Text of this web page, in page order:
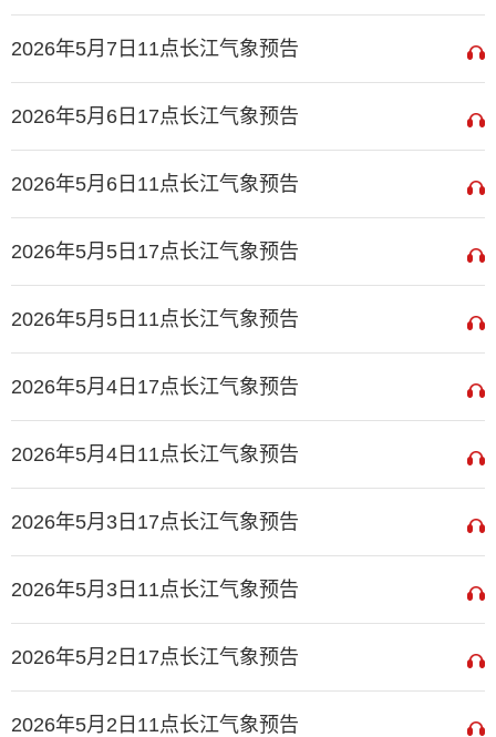
2026年5月7日11点长江气象预告
2026年5月6日17点长江气象预告
2026年5月6日11点长江气象预告
2026年5月5日17点长江气象预告
2026年5月5日11点长江气象预告
2026年5月4日17点长江气象预告
2026年5月4日11点长江气象预告
2026年5月3日17点长江气象预告
2026年5月3日11点长江气象预告
2026年5月2日17点长江气象预告
2026年5月2日11点长江气象预告